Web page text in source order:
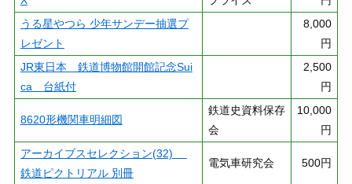
うる星やつら 少年サンデー抽選プ
レゼント
8,000
円
JR東日本 鉄道博物館開館記念Sui
ca 台紙付
2,500
円
8620形機関車明細図
鉄道史資料保存
会
10,000
円
アーカイブスセレクション(32)
鉄道ピクトリアル 別冊
電気車研究会 500円